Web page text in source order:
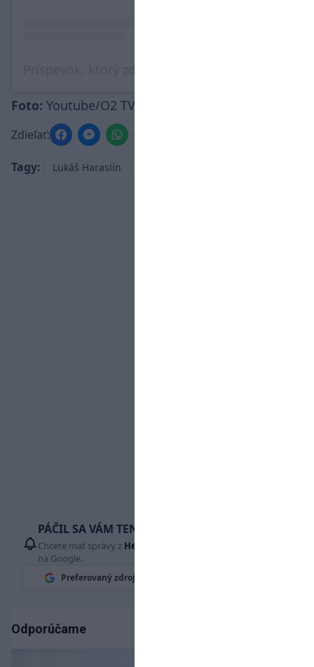
Foto: Youtube/O2 TV Sport, sparta.cz
Zdieľať:
Tagy: Lukáš Haraslín
PÁČIL SA VÁM TENTO ČLÁNOK?
Chcete mať správy z Hetrik.sk
na Google.
Preferovaný zdroj
Odporúčame